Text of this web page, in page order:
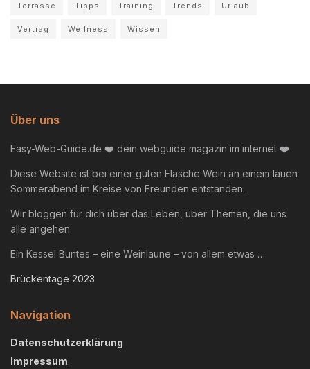
Terrasse Tipps Training Trends Urlaub
Vertrag Wellness Wissen
Über uns
Easy-Web-Guide.de ❤️ dein webguide magazin im internet ❤️
Diese Website ist bei einer guten Flasche Wein an einem lauen
Sommerabend im Kreise von Freunden entstanden.
Wir bloggen für dich über das Leben, über Themen, die uns
alle angehen.
Ein Kessel Buntes – eine Weinlaune – von allem etwas …
Brückentage 2023
Navigation
Datenschutzerklärung
Impressum